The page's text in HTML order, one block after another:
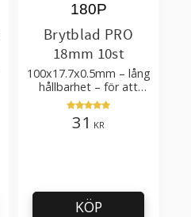
Brytblad PRO
18mm 10st
100x17.7x0.5mm – lång
hållbarhet – för att
skära kartong, tapet
och golvmaterial
180P
31 KR
KÖP